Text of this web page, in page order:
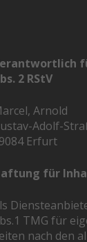
2 RStV
Arnold
Adolf-
Erfurt
für
TMG für
nach den